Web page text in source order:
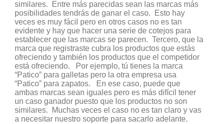
similares. Entre más parecidas sean las marcas más
posibilidades tendrás de ganar el caso. Esto hay
veces es muy fácil pero en otros casos no es tan
evidente y hay que hacer una serie de cotejos para
establecer que las marcas se parecen. Tercero, que la
marca que registraste cubra los productos que estás
ofreciendo y también los productos que el competidor
está ofreciendo. Por ejemplo, tú tienes la marca
“Patico” para galletas pero la otra empresa usa
“Patico” para zapatos. En ese caso, puede que
ambas marcas sean iguales pero es más difícil tener
un caso ganador puesto que los productos no son
similares. Muchas veces el caso no es tan claro y vas
a necesitar nuestro soporte para sacarlo adelante.